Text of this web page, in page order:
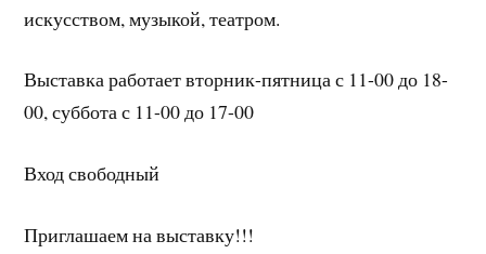
искусством, музыкой, театром.
Выставка работает вторник-пятница с 11-00 до 18-
00, суббота с 11-00 до 17-00
Вход свободный
Приглашаем на выставку!!!